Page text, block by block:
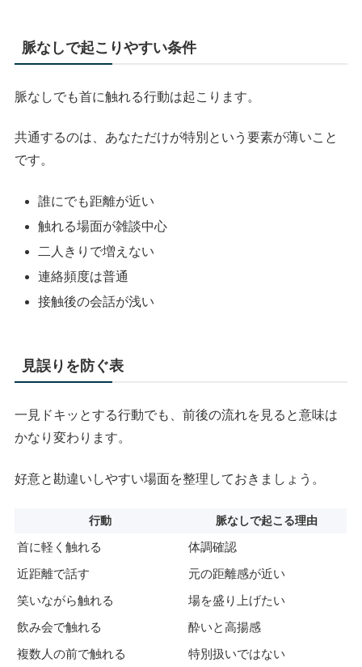
脈なしで起こりやすい条件
脈なしでも首に触れる行動は起こります。
共通するのは、あなただけが特別という要素が薄いこと
です。
誰にでも距離が近い
触れる場面が雑談中心
二人きりで増えない
連絡頻度は普通
接触後の会話が浅い
見誤りを防ぐ表
一見ドキッとする行動でも、前後の流れを見ると意味は
かなり変わります。
好意と勘違いしやすい場面を整理しておきましょう。
行動 脈なしで起こる理由
首に軽く触れる
体調確認
近距離で話す
元の距離感が近い
笑いながら触れる
場を盛り上げたい
飲み会で触れる
酔いと高揚感
複数人の前で触れる
特別扱いではない